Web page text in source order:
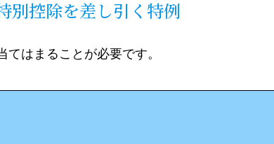
別控除を差し引く特例
はまることが必要です。